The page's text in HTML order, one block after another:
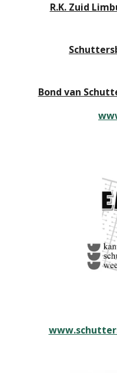
R.K. Zuid
Bond van